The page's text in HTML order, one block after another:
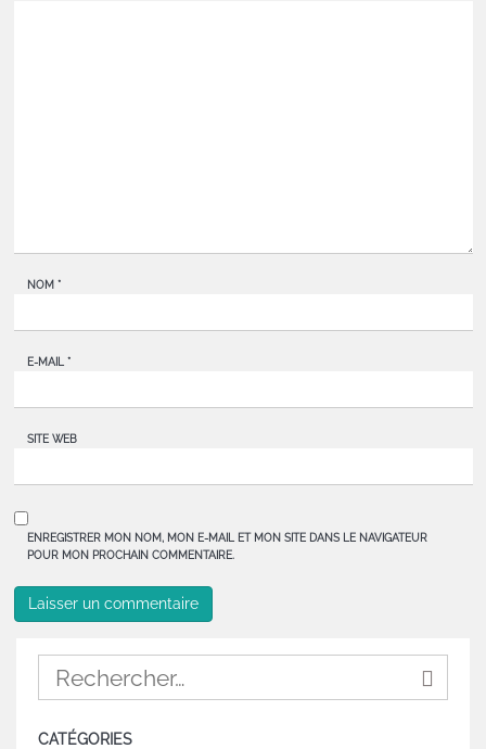
NOM *
E-MAIL *
SITE WEB
ENREGISTRER MON NOM, MON E-MAIL ET MON SITE DANS LE NAVIGATEUR
POUR MON PROCHAIN COMMENTAIRE.
CATÉGORIES